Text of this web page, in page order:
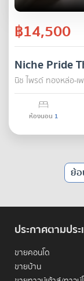
฿14,500
Niche Pride
นิช ไพรด์ ทองหล่อ-เ
ห้องนอน 1
ย้
ประกาศตามปร
ขายคอนโด
ขายบ้าน